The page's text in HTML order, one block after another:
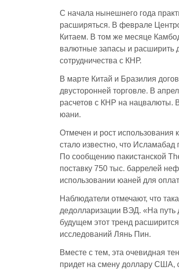
С начала нынешнего года
расширяться. В феврале
Китаем. В том же месяце
валютные запасы и расширить
сотрудничества с КНР.
В марте Китай и Бразилия
двусторонней торговле. В
расчетов с КНР на нацвалюты.
юани.
Отмечен и рост использования
стало известно, что Исламабад
По сообщению пакистанской
поставку 750 тыс. баррелей
использовании юаней для
Наблюдатели отмечают, что
дедолларизации ВЭД. «На путь
будущем этот тренд
исследований Лянь Пин.
Вместе с тем, эта очевидная
придет на смену доллару США,